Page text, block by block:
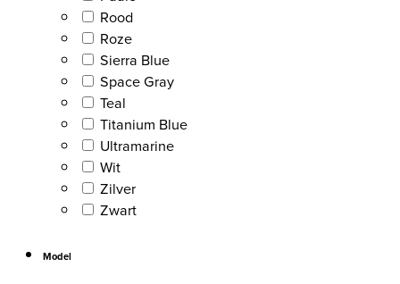
Rood
Roze
Sierra Blue
Space Gray
Teal
Titanium Blue
Ultramarine
Wit
Zilver
Zwart
Model